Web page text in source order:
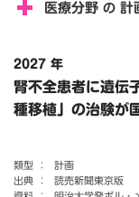
医療分野 の 計
2027 年
腎不全患者に遺伝
種移植」の治験が
類型 ：
計画
出典 ：
読売新聞東京版